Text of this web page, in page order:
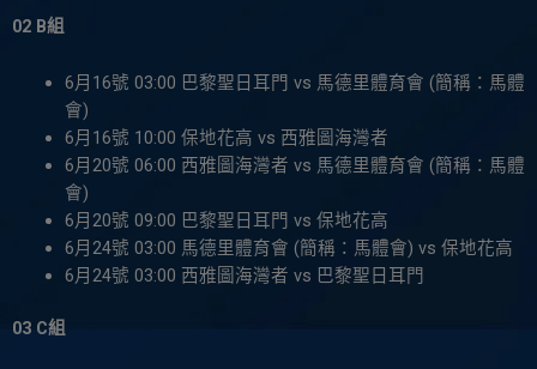
02 B組
6月16號 03:00 巴黎聖日耳門 vs 馬德里體育會 (簡稱：馬體
會)
6月16號 10:00 保地花高 vs 西雅圖海灣者
6月20號 06:00 西雅圖海灣者 vs 馬德里體育會 (簡稱：馬體
會)
6月20號 09:00 巴黎聖日耳門 vs 保地花高
6月24號 03:00 馬德里體育會 (簡稱：馬體會) vs 保地花高
6月24號 03:00 西雅圖海灣者 vs 巴黎聖日耳門
03 C組